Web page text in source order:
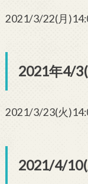
2021/3/22(月
2021年4/
2021/3/23(火
2021/4/